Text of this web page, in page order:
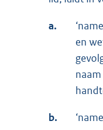
a.
en
b.